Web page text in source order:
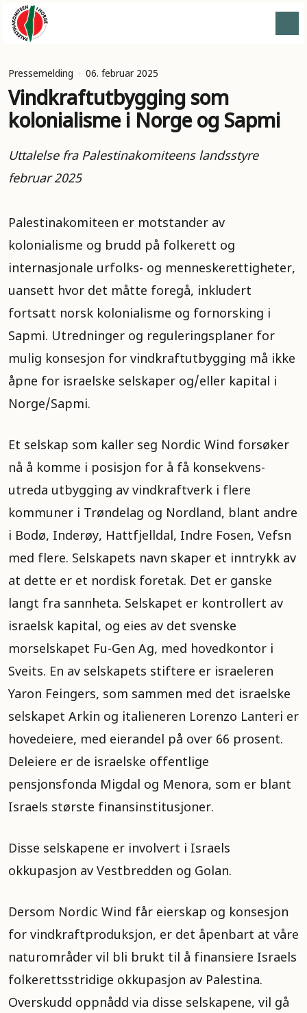
Pressemelding 06. februar 2025
Vindkraftutbygging som
kolonialisme i Norge og Sapmi
Uttalelse fra Palestinakomiteens landsstyre
februar 2025
Palestinakomiteen er motstander av
kolonialisme og brudd på folkerett og
internasjonale urfolks- og menneskerettigheter,
uansett hvor det måtte foregå, inkludert
fortsatt norsk kolonialisme og fornorsking i
Sapmi. Utredninger og reguleringsplaner for
mulig konsesjon for vindkraftutbygging må ikke
åpne for israelske selskaper og/eller kapital i
Norge/Sapmi.
Et selskap som kaller seg Nordic Wind forsøker
nå å komme i posisjon for å få konsekvens-
utreda utbygging av vindkraftverk i flere
kommuner i Trøndelag og Nordland, blant andre
i Bodø, Inderøy, Hattfjelldal, Indre Fosen, Vefsn
med flere. Selskapets navn skaper et inntrykk av
at dette er et nordisk foretak. Det er ganske
langt fra sannheta. Selskapet er kontrollert av
israelsk kapital, og eies av det svenske
morselskapet Fu-Gen Ag, med hovedkontor i
Sveits. En av selskapets stiftere er israeleren
Yaron Feingers, som sammen med det israelske
selskapet Arkin og italieneren Lorenzo Lanteri er
hovedeiere, med eierandel på over 66 prosent.
Deleiere er de israelske offentlige
pensjonsfonda Migdal og Menora, som er blant
Israels største finansinstitusjoner.
Disse selskapene er involvert i Israels
okkupasjon av Vestbredden og Golan.
Dersom Nordic Wind får eierskap og konsesjon
for vindkraftproduksjon, er det åpenbart at våre
naturområder vil bli brukt til å finansiere Israels
folkerettsstridige okkupasjon av Palestina.
Overskudd oppnådd via disse selskapene, vil gå